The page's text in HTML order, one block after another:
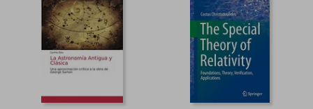
50%
dcto.
$ 81.278
$ 40.639
50%
dcto.